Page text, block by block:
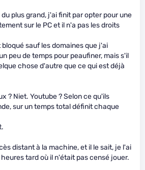
du plus grand, j'ai finit par opter pour une
sur le PC et il n'a pas les droits
sauf les domaines que j'ai
peu de temps pour peaufiner, mais s'il
chose d'autre que ce qui est déjà
? Niet. Youtube ? Selon ce qu'ils
sur un temps total définit chaque
distant à la machine, et il le sait, je l'ai
tard où il n'était pas censé jouer.